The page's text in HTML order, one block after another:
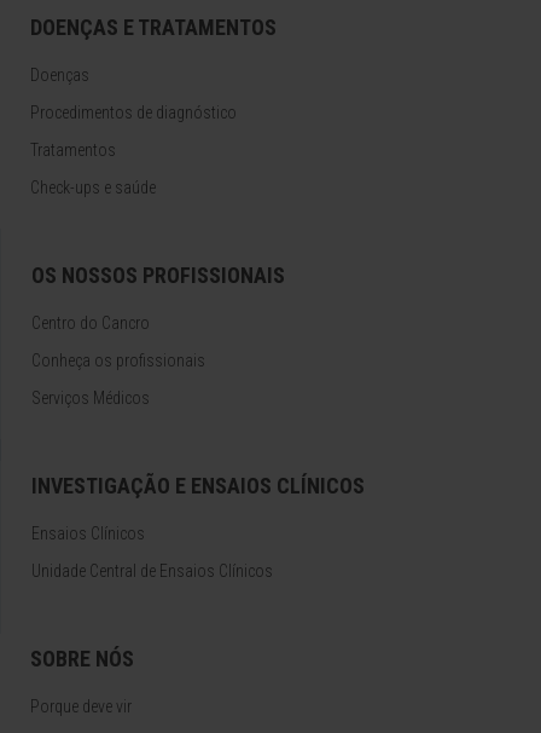
DOENÇAS E TRATAMENTOS
Doenças
Procedimentos de diagnóstico
Tratamentos
Check-ups e saúde
OS NOSSOS PROFISSIONAIS
Centro do Cancro
Conheça os profissionais
Serviços Médicos
INVESTIGAÇÃO E ENSAIOS CLÍNICOS
Ensaios Clínicos
Unidade Central de Ensaios Clínicos
SOBRE NÓS
Porque deve vir